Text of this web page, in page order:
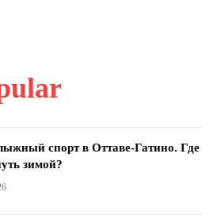
спорт в Оттаве-Гатино. Где
зимой?